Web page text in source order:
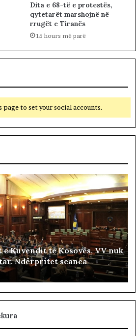
Dita e 68-të e protestës,
qytetarët marshojnë në
rrugët e Tiranës
15 hours më parë
to set your social accounts.
Kuvendit të Kosovës, VV nuk
Ndërpritet seanca
h
t